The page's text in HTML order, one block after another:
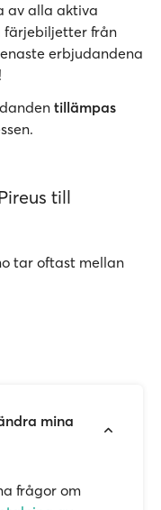
av alla aktiva
färjebiljetter från
erbjudandena
tillämpas
till
tar oftast mellan
mina
frågor om